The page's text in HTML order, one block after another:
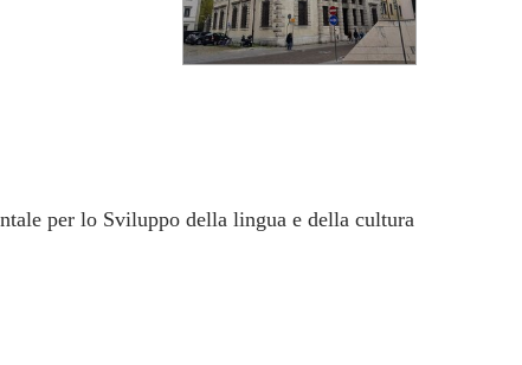
per lo Sviluppo della lingua e della cultura